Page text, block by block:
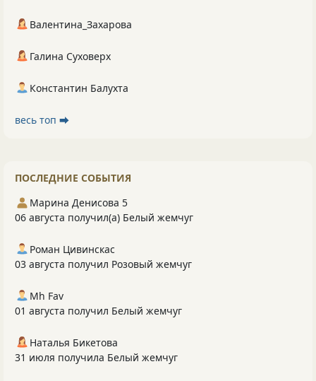
Валентина_Захарова
Галина Суховерх
Константин Балухта
весь топ ⮕
ПОСЛЕДНИЕ СОБЫТИЯ
Марина Денисова 5
06 августа получил(а) Белый жемчуг
Роман Цивинскас
03 августа получил Розовый жемчуг
Mh Fav
01 августа получил Белый жемчуг
Наталья Бикетова
31 июля получила Белый жемчуг